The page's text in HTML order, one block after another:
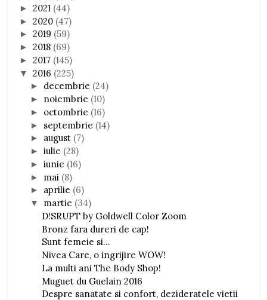
►2021 (44)
►2020 (47)
►2019 (59)
►2018 (69)
►2017 (145)
▼2016 (225)
► decembrie (24)
► noiembrie (10)
► octombrie (16)
► septembrie (14)
► august (7)
►iulie (28)
►iunie (16)
► mai (8)
► aprilie (6)
▼ martie (34)
D!SRUPT by Goldwell Color Zoom
Bronz fara dureri de cap!
Sunt femeie si...
Nivea Care, o ingrijire WOW!
La multi ani The Body Shop!
Muguet du Guelain 2016
Despre sanatate si confort, dezideratele vietii